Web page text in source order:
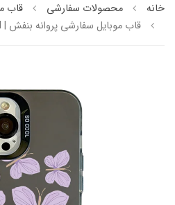
خانه محصولات سفارشی قاب
قاب موبایل سفارشی پروانه بنفش | socool (کد 0444)